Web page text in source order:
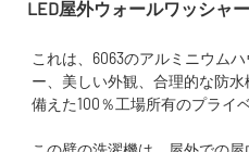
LED屋外ウォールワッシャ
これは、6063のアルミニウム
ー、美しい外観、合理的な防